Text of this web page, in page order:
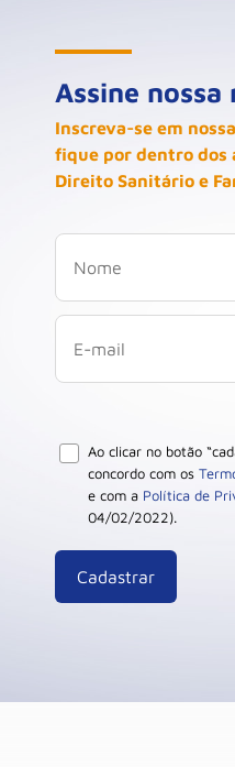
Assine
Inscreva-se em
fique por dentro dos
Direito Sanitário e
Ao clicar no botão
concordo com os
e com a Política de
04/02/2022).